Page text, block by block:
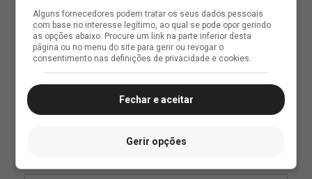
Alguns fornecedores podem tratar os seus dados pessoais
com base no interesse legítimo, ao qual se pode opor gerindo
as opções abaixo. Procure um link na parte inferior desta
página ou no menu do site para gerir ou revogar o
consentimento nas definições de privacidade e cookies.
Fechar e aceitar
Gerir opções